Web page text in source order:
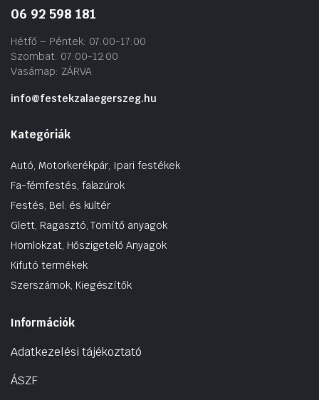
06 92 598 181
Hétfő – Péntek: 07:00-17:00
Szombat: 07:00-12:00
Vasárnap: ZÁRVA
info@festekzalaegerszeg.hu
Kategóriák
Autó, Motorkerékpár, Ipari festékek
Fa-fémfestés, falazúrok
Festés, Bel. és kültér
Glett, Ragasztó, Tömítő anyagok
Homlokzat, Hőszigetelő Anyagok
Kifutó termékek
Szerszámok, Kiegészítők
Információk
Adatkezelési tájékoztató
ÁSZF